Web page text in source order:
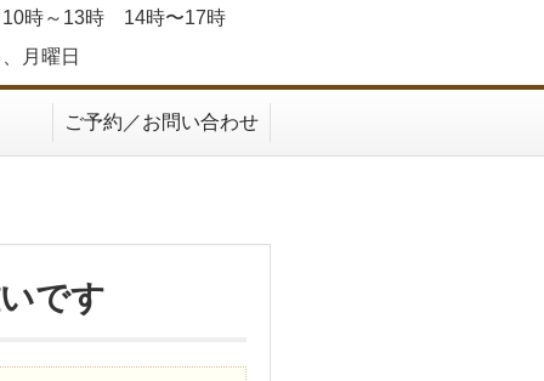
10時～13時 14時〜17時
月曜日
ご予約／お問い合わせ
です